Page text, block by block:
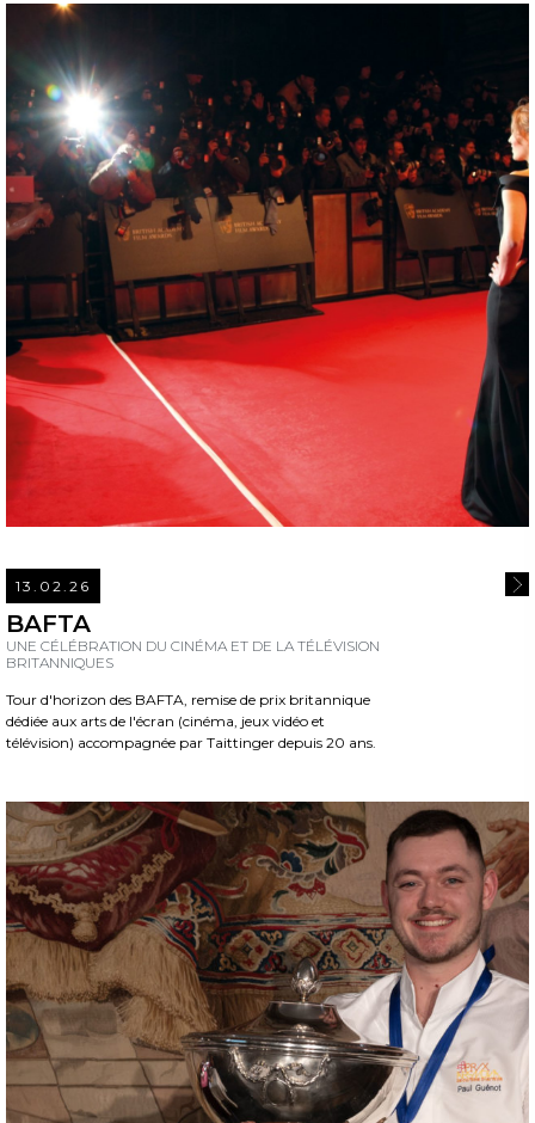
13.02.26
BAFTA
UNE CÉLÉBRATION DU CINÉMA ET DE LA TÉLÉVISION
BRITANNIQUES
Tour d'horizon des BAFTA, remise de prix britannique
dédiée aux arts de l'écran (cinéma, jeux vidéo et
télévision) accompagnée par Taittinger depuis 20 ans.